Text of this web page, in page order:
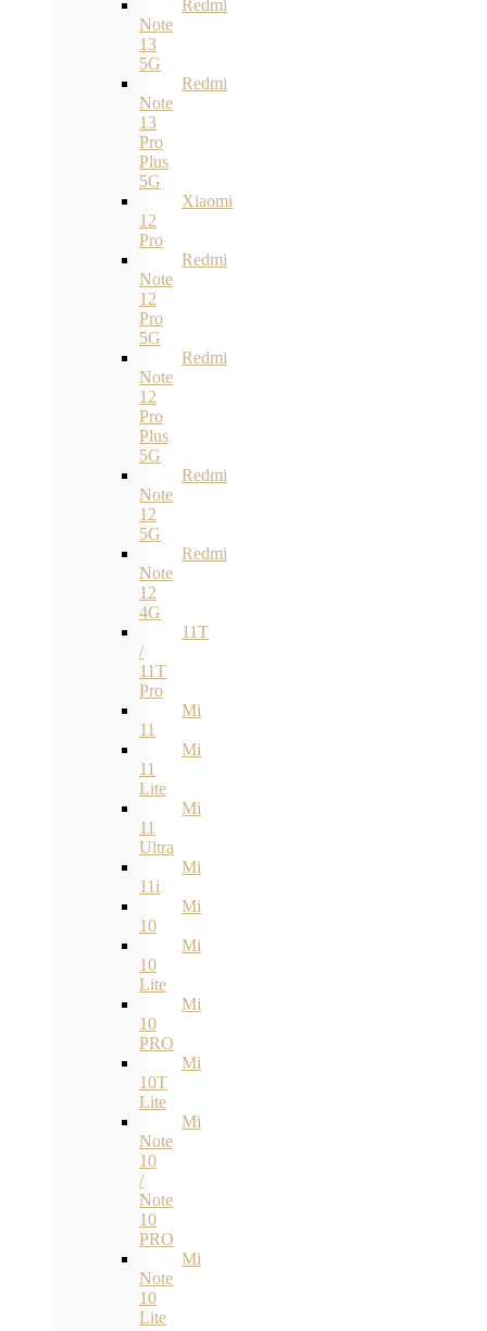
Redmi
Note
13
5G
Redmi
Note
13
Pro
Plus
5G
Xiaomi
12
Pro
Redmi
Note
12
Pro
5G
Redmi
Note
12
Pro
Plus
5G
Redmi
Note
12
5G
Redmi
Note
12
4G
11T
/
11T
Pro
Mi
11
Mi
11
Lite
Mi
11
Ultra
Mi
11i
Mi
10
Mi
10
Lite
Mi
10
PRO
Mi
10T
Lite
Mi
Note
10
/
Note
10
PRO
Mi
Note
10
Lite